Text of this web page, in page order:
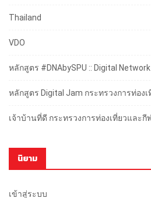
Thailand
VDO
หลักสูตร #DNAbySPU :: Digital
หลักสูตร Digital Jam กระทรวงการท่อง
เจ้าบ้านที่ดี กระทรวงการท่องเที่ยวและกี
นิยาม
เข้าสู่ระบบ